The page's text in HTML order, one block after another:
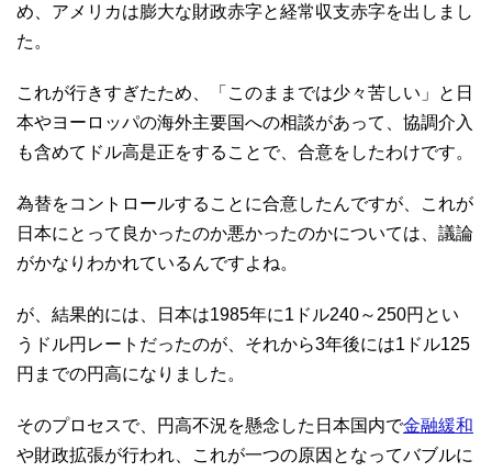
め、アメリカは膨大な財政赤字と経常収支赤字を出しまし
た。
これが行きすぎたため、「このままでは少々苦しい」と日
本やヨーロッパの海外主要国への相談があって、協調介入
も含めてドル高是正をすることで、合意をしたわけです。
為替をコントロールすることに合意したんですが、これが
日本にとって良かったのか悪かったのかについては、議論
がかなりわかれているんですよね。
が、結果的には、日本は1985年に1ドル240～250円とい
うドル円レートだったのが、それから3年後には1ドル125
円までの円高になりました。
そのプロセスで、円高不況を懸念した日本国内で金融緩和
や財政拡張が行われ、これが一つの原因となってバブルに